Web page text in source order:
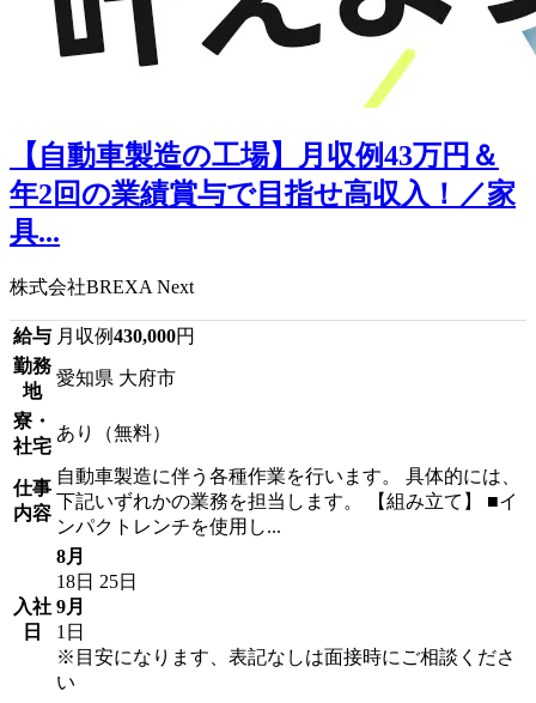
【自動車製造の工場】月収例43万円＆
年2回の業績賞与で目指せ高収入！／家
具...
株式会社BREXA Next
給与 月収例430,000円
勤務
地
愛知県 大府市
寮・
社宅
あり（無料）
仕事
内容
自動車製造に伴う各種作業を行います。 具体的には、
下記いずれかの業務を担当します。 【組み立て】 ■イ
ンパクトレンチを使用し...
入社
日
8月
18日 25日
9月
1日
※目安になります、表記なしは面接時にご相談くださ
い